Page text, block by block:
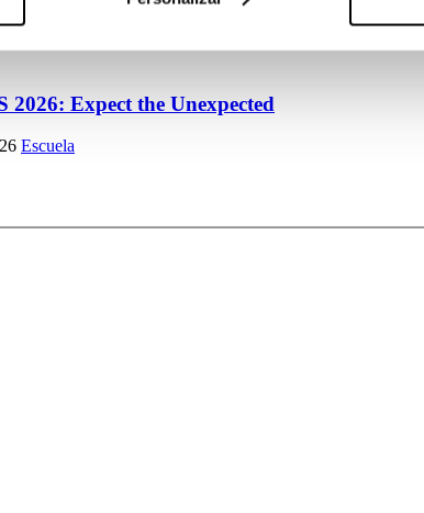
2026: Expect the Unexpected
Escuela